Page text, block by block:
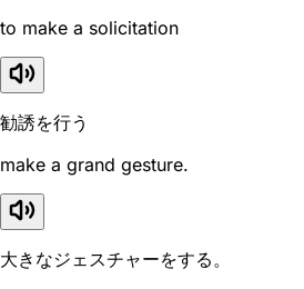
to make a solicitation
勧誘を行う
make a grand gesture.
大きなジェスチャーをする。